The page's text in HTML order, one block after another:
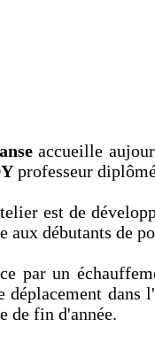
accueille
professeur
est de
aux débutants de
par un
dans
de fin d'année.